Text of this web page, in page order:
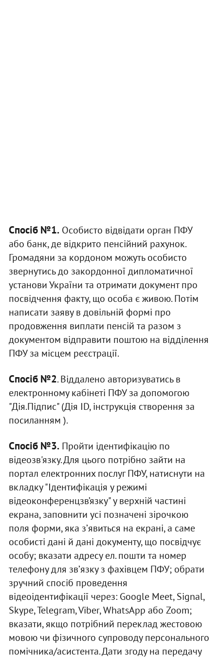
Спосіб №1.Особисто відвідати орган ПФУ
або банк, де відкрито пенсійний рахунок.
Громадяни за кордоном можуть особисто
звернутись до закордонної дипломатичної
установи України та отримати документ про
посвідчення факту, що особа є живою. Потім
написати заяву в довільній формі про
продовження виплати пенсій та разом з
документом відправити поштою на відділення
ПФУ за місцем реєстрації.
Спосіб №2. Віддалено авторизуватись в
електронному кабінеті ПФУ за допомогою
"Дія.Підпис" (Дія ID, інструкція створення за
посиланням ).
Спосіб №3.Пройти ідентифікацію по
відеозв'язку. Для цього потрібно зайти на
портал електронних послуг ПФУ, натиснути на
вкладку "Ідентифікація у режимі
відеоконференцзв’язку" у верхній частині
екрана, заповнити усі позначені зірочкою
поля форми, яка зʼявиться на екрані, а саме
особисті дані й дані документу, що посвідчує
особу; вказати адресу ел. пошти та номер
телефону для звʼязку з фахівцем ПФУ; обрати
зручний спосіб проведення
відеоідентифікації через: Google Meet, Signal,
Skype, Telegram, Viber, WhatsApp або Zoom;
вказати, якщо потрібний переклад жестовою
мовою чи фізичного супроводу персонального
помічника/асистента. Дати згоду на передачу